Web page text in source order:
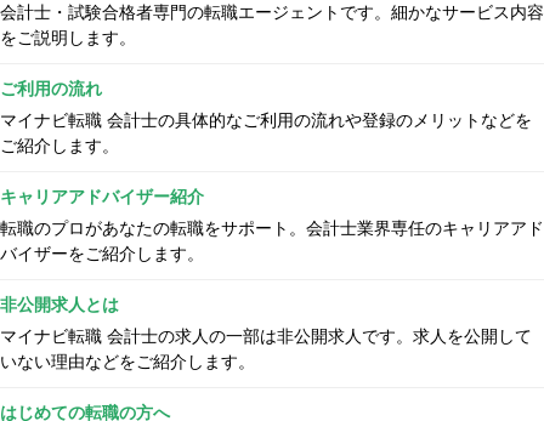
会計士・試験合格者専門の転職エージェントです。細かなサービス内容
をご説明します。
ご利用の流れ
マイナビ転職 会計士の具体的なご利用の流れや登録のメリットなどを
ご紹介します。
キャリアアドバイザー紹介
転職のプロがあなたの転職をサポート。会計士業界専任のキャリアアド
バイザーをご紹介します。
非公開求人とは
マイナビ転職 会計士の求人の一部は非公開求人です。求人を公開して
いない理由などをご紹介します。
はじめての転職の方へ